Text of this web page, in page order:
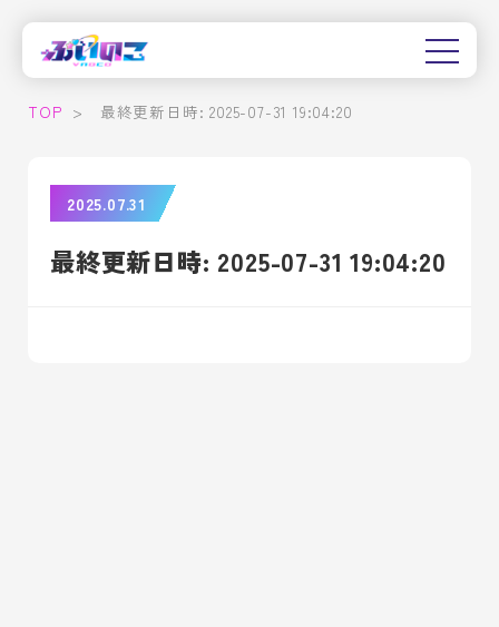
TOP > 最終更新日時: 2025-07-31 19:04:20
2025.07.31
最終更新日時: 2025-07-31 19:04:20